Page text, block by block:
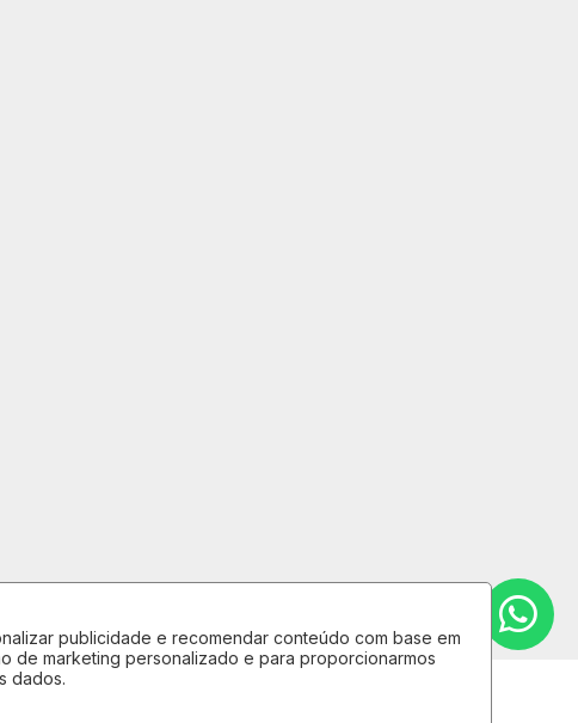
publicidade e recomendar conteúdo com base em
de marketing personalizado e para proporcionarmos
dados.